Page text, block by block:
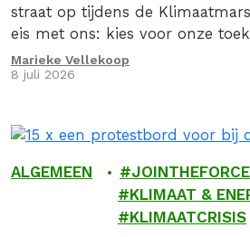
straat op tijdens de
eis met ons: kies voor onze
fossiel!
Marieke Vellekoop
8 juli 2026
ALGEMEEN
JOINTHEFORCE
KLIMAAT &
KLIMAATCRISIS